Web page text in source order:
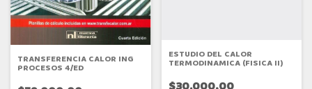
TRANSFERENCIA CALOR ING
PROCESOS 4/ED
ESTUDIO DEL CALOR
TERMODINAMICA (FISICA II)